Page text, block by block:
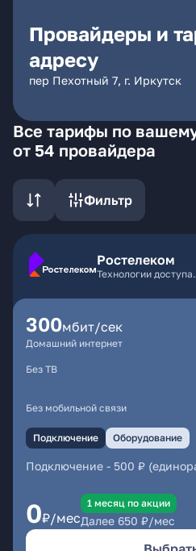
Провайдеры и
адресу
пер Пехотный 7, г. Иркутск
Все тарифы по
от 54 провайдера
Фильтр
Ростелеком
Технологии
300мбит/сек
Домашний интернет
Без ТВ
Без мобильной связи
Подключение Оборудование
Подключение - 500 ₽
0₽/мес
1 месяц по акции
Далее 650 ₽/мес